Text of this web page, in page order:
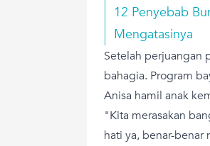
12 Penyebab
Mengatasinya
Setelah perjuangan
bahagia. Program
Anisa hamil anak
"Kita merasakan
hati ya, benar-